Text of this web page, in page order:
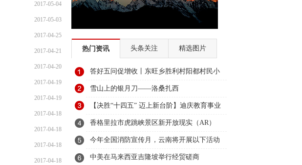
2017-05-04
2017-05-03
2017-04-25
2017-04-21
2017-04-20
2017-04-19
2017-04-19
2017-04-18
2017-04-18
2017-04-18
2017-04-18
热门资讯 头条关注 精选图片
答好五问促增收丨东旺乡胜利村阳都村民小
组：葡萄产业铺就“甜蜜”增收路
雪山上的银月刀——洛桑扎西
【决胜“十四五” 迈上新台阶】迪庆教育事业
亮点多、成效显——培根铸魂育桃李
香格里拉市虎跳峡景区新开放现实（AR）
无人机体验店
今年全国消防宣传月，云南将开展以下活动
→
中美在马来西亚吉隆坡举行经贸磋商